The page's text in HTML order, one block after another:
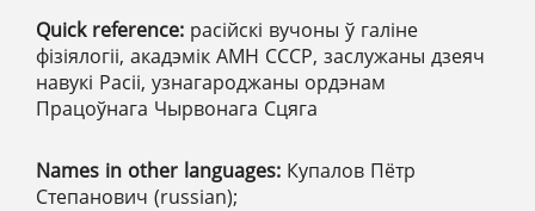
Quick reference: расійскі вучоны ў галіне
фізіялогіі, акадэмік АМН СССР, заслужаны дзеяч
навукі Расіі, узнагароджаны ордэнам
Працоўнага Чырвонага Сцяга
Names in other languages: Купалов Пётр
Степанович (russian);